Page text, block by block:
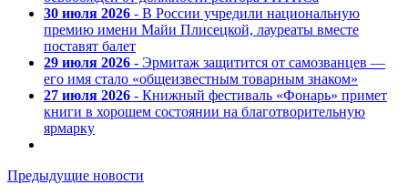
30 июля 2026 - В России учредили национальную
премию имени Майи Плисецкой, лауреаты вместе
поставят балет
29 июля 2026 - Эрмитаж защитится от самозванцев —
его имя стало «общеизвестным товарным знаком»
27 июля 2026 - Книжный фестиваль «Фонарь» примет
книги в хорошем состоянии на благотворительную
ярмарку
Предыдущие новости